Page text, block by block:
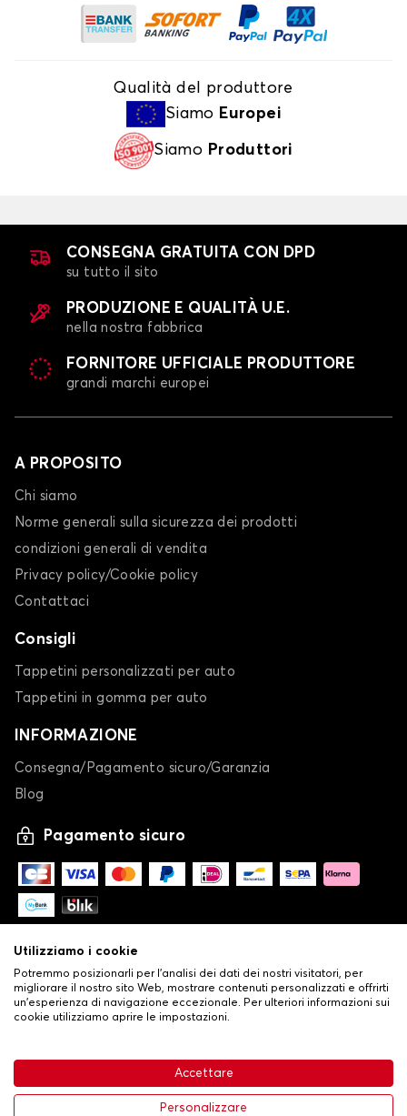
63,99 € Aggiungi al carrello
Qualità del produttore
Siamo Europei
Siamo Produttori
CONSEGNA GRATUITA CON DPD
su tutto il sito
PRODUZIONE E QUALITÀ U.E.
nella nostra fabbrica
FORNITORE UFFICIALE PRODUTTORE
grandi marchi europei
A PROPOSITO
Chi siamo
Norme generali sulla sicurezza dei prodotti
condizioni generali di vendita
Privacy policy/Cookie policy
Contattaci
Consigli
Tappetini personalizzati per auto
Tappetini in gomma per auto
INFORMAZIONE
Consegna/Pagamento sicuro/Garanzia
Blog
Pagamento sicuro
Condizioni generali di vendita•
Politica sulla privacy e sui cookie•Livraison
Utilizziamo i cookie
Potremmo posizionarli per l'analisi dei dati dei nostri visitatori, per
migliorare il nostro sito Web, mostrare contenuti personalizzati e offrirti
un'esperienza di navigazione eccezionale. Per ulteriori informazioni sui
cookie utilizziamo aprire le impostazioni.
Accettare
Personalizzare